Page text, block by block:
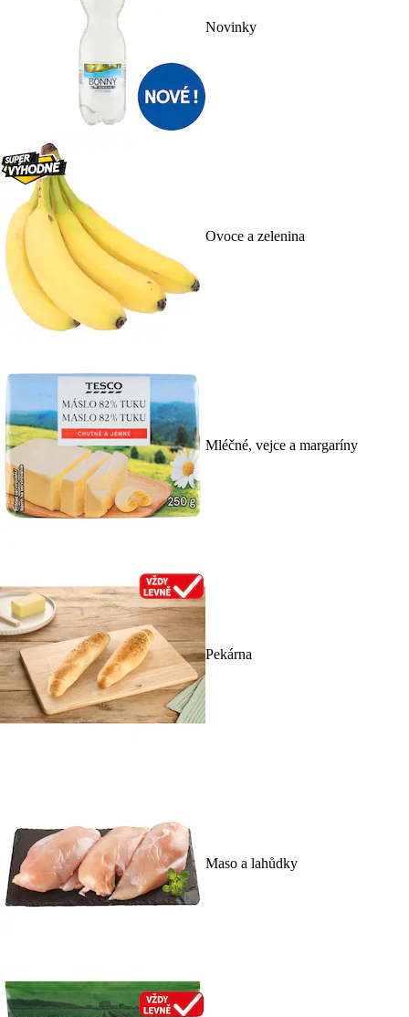
Novinky
Ovoce a zelenina
Mléčné, vejce a margaríny
Pekárna
Maso a lahůdky